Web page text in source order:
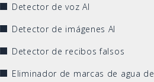
Detector de voz AI
Detector de imágenes AI
Detector de recibos falsos
Eliminador de marcas de agua de